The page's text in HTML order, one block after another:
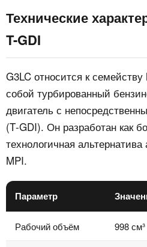
Технические
T-GDI
G3LC относится к семейству
собой турбированный
двигатель с
(T‑GDI). Он разработан как
технологичная
MPI.
Параметр
Рабочий объём 998